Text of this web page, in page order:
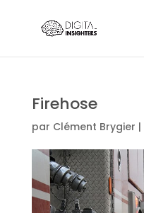
Firehose
par Clément Brygier |